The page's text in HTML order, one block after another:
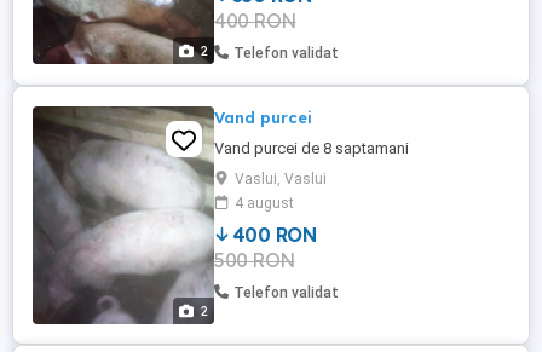
2
400 RON
Telefon validat
2
Vand purcei
Vand purcei de 8 saptamani
Vaslui, Vaslui
4 august
400 RON
500 RON
Telefon validat